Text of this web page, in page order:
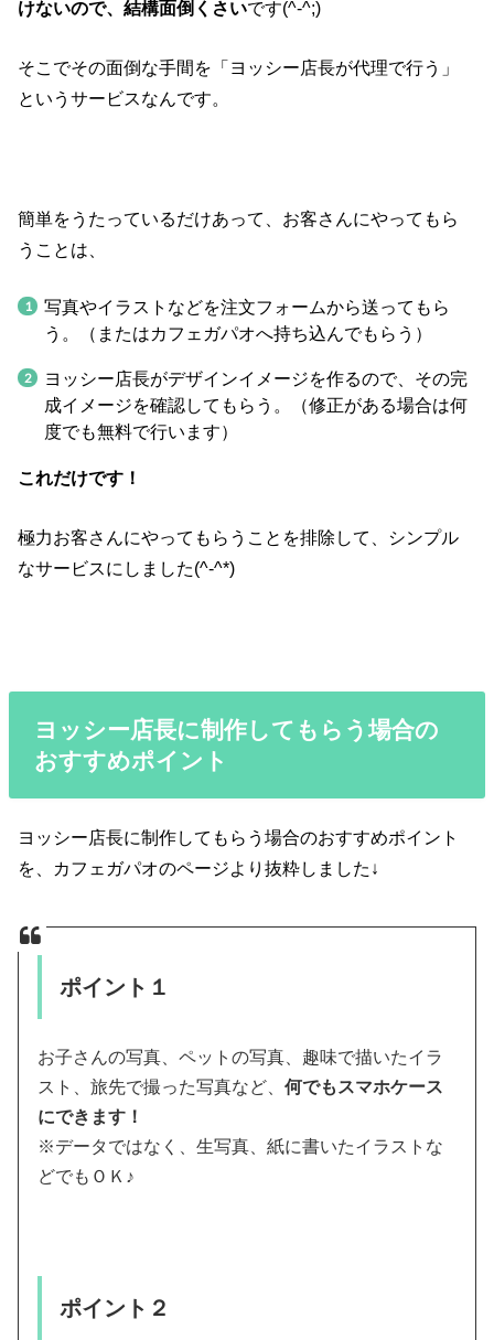
けないので、結構面倒くさいです(^-^;)
そこでその面倒な手間を「ヨッシー店長が代理で行う」
というサービスなんです。
簡単をうたっているだけあって、お客さんにやってもら
うことは、
写真やイラストなどを注文フォームから送ってもら
う。（またはカフェガパオへ持ち込んでもらう）
ヨッシー店長がデザインイメージを作るので、その完
成イメージを確認してもらう。（修正がある場合は何
度でも無料で行います）
これだけです！
極力お客さんにやってもらうことを排除して、シンプル
なサービスにしました(^-^*)
ヨッシー店長に制作してもらう場合の
おすすめポイント
ヨッシー店長に制作してもらう場合のおすすめポイント
を、カフェガパオのページより抜粋しました↓
ポイント１
お子さんの写真、ペットの写真、趣味で描いたイラ
スト、旅先で撮った写真など、何でもスマホケース
にできます！
※データではなく、生写真、紙に書いたイラストな
どでもＯＫ♪
ポイント２